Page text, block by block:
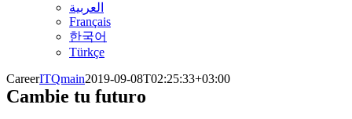
العربية
Français
한국어
Türkçe
CareerITQmain2019-09-08T02:25:33+03:00
Cambie tu futuro